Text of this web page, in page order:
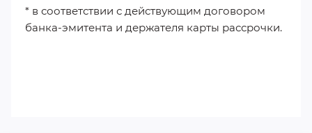
* в соответствии с действующим договором
банка-эмитента и держателя карты рассрочки.